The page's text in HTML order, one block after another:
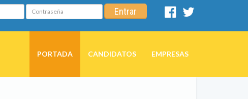
Contraseña Entrar
Facebook
PORTADA CANDIDATOS EMPRESAS